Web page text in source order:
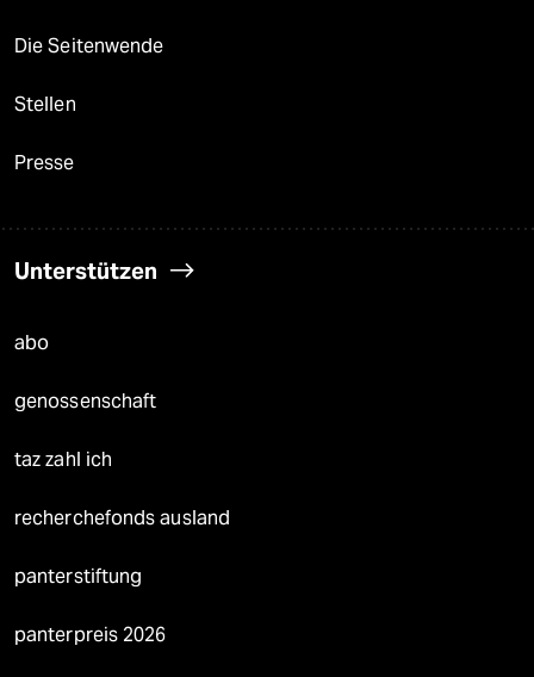
Die Seitenwende
Stellen
Presse
Unterstützen
abo
genossenschaft
taz zahl ich
recherchefonds ausland
panterstiftung
panterpreis 2026